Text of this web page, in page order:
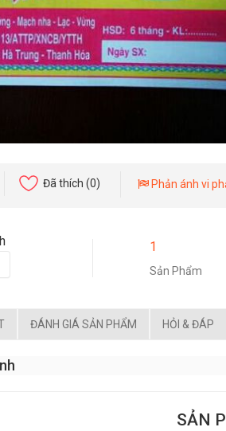
Đã thích (0) Phản ánh vi
1
Sản Phẩm
ĐÁNH GIÁ SẢN PHẨM HỎI & ĐÁP
SẢN